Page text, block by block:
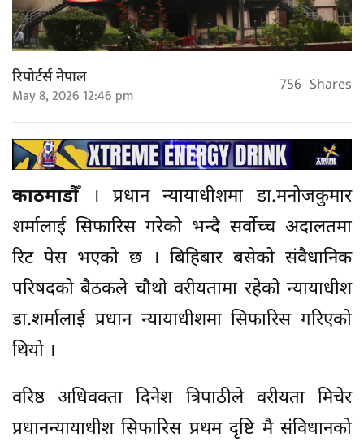
रिपोर्टर्स नेपाल
May 8, 2026 12:46 pm 756 Shares
काठमाडौँ
। प्रधान न्यायाधीशमा डा.मनोजकुमार
शर्मालाई सिफारिस गरेको भन्दै सर्वोच्च अदालतमा
रिट पेस भएको छ । बिहिबार बसेको संवैधानिक
परिषदको बैठकले चौथो वरीयतामा रहेको न्यायाधीश
डा.शर्मालाई प्रधान न्यायाधीशमा सिफारिस गरिएको
थियो ।
वरिष्ठ अधिवक्ता दिनेश त्रिपाठीले वरीयता मिचेर
प्रधानन्यायाधीश सिफारिस प्रथम दृष्टि मै संविधानको